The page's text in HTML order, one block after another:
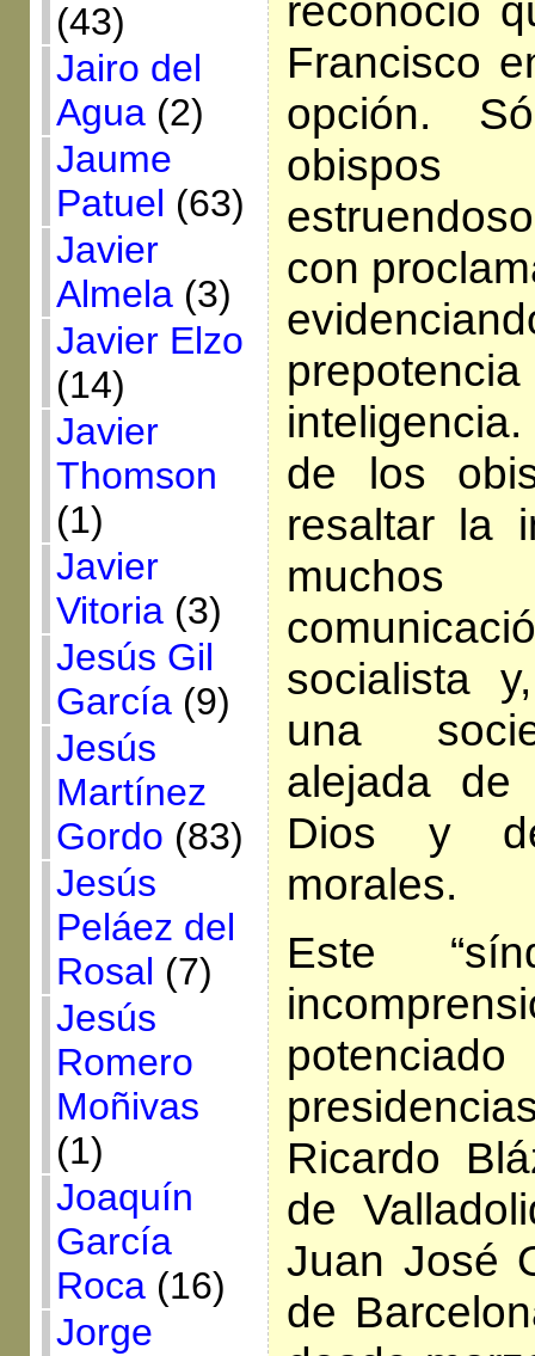
(43)
Jairo del
Agua(2)
Jaume
Patuel (63)
Javier
Almela(3)
Javier Elzo
(14)
Javier
Thomson
(1)
Javier
Vitoria(3)
Jesús Gil
García(9)
Jesús
Martínez
Gordo (83)
Jesús
Peláez del
Rosal (7)
Jesús
Romero
Moñivas
(1)
Joaquín
García
Roca(16)
Jorge
reconoció
Francisco
opción.
con
de los
resaltar la
socialista
una
alejada
Dios y
morales.
Este
Ricardo
de
Juan José
de